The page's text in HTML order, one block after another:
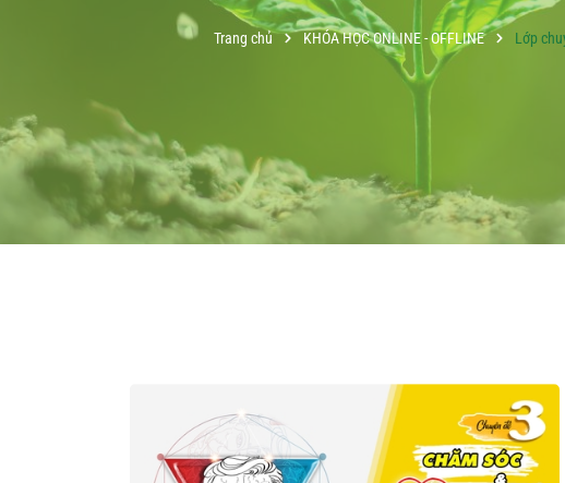
Trang chủ KHÓA HỌC ONLINE - OFFLINE Lớp